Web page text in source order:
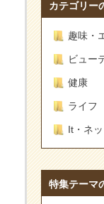
カテゴリー
趣味・
ビュー
健康
ライフ
It・ネ
特集テーマ